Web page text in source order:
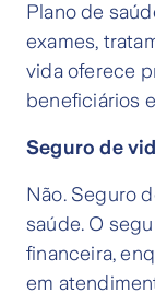
Plano de
exames,
vida oferece
beneficiários
Seguro de
Não. Seguro
saúde. O
financeira,
em